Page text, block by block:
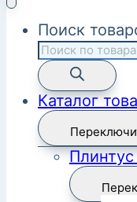
Поиск
Каталог